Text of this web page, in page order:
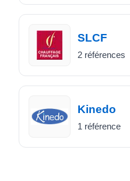
SLCF
2 références
Kinedo
1 référence